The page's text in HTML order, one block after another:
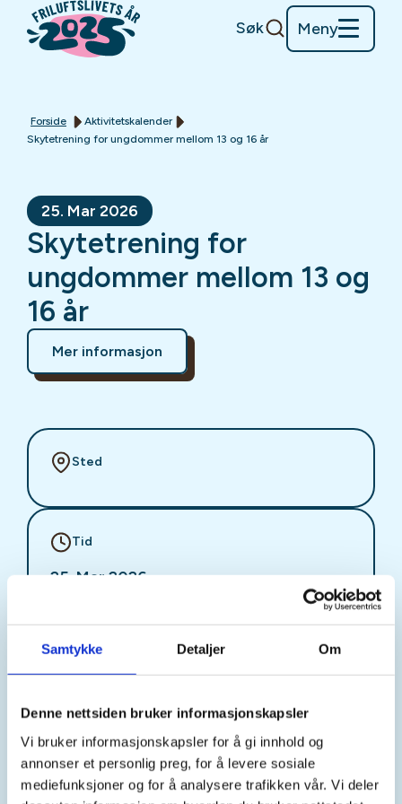
Samtykke Detaljer Om
Denne nettsiden bruker informasjonskapsler
Vi bruker informasjonskapsler for å gi innhold og
annonser et personlig preg, for å levere sosiale
mediefunksjoner og for å analysere trafikken vår. Vi deler
Søk Meny
Forside
Aktivitetskalender
Skytetrening for ungdommer mellom 13 og 16 år
25. Mar 2026
Skytetrening for
ungdommer mellom 13 og
16 år
Mer informasjon
Sted
Tid
25. Mar 2026
Arrangør
Ålesund JSFF
Kontaktperson